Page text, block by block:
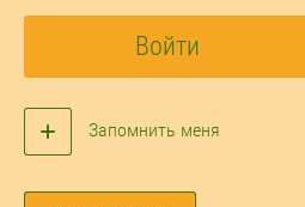
Войти
Запомнить меня